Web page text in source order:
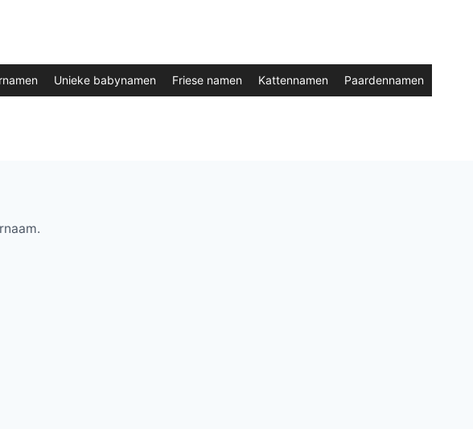
Unieke babynamen Friese namen Kattennamen Paardennamen